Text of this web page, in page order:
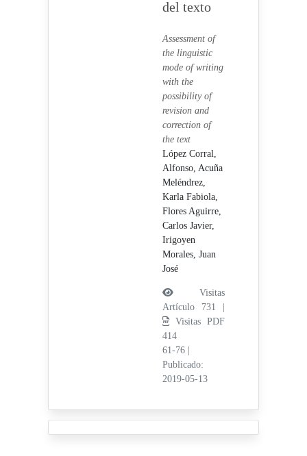
del texto
Assessment of
the linguistic
mode of writing
with the
possibility of
revision and
correction of
the text
López Corral,
Alfonso, Acuña
Meléndrez,
Karla Fabiola,
Flores Aguirre,
Carlos Javier,
Irigoyen
Morales, Juan
José
Visitas
Artículo 731 |
Visitas PDF
414
61-76
Publicado:
2019-05-13